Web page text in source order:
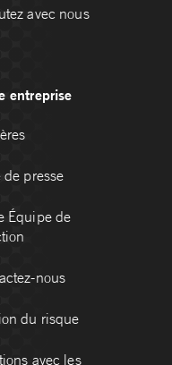
avec nous
entreprise
de presse
Équipe de
nous
du risque
avec les